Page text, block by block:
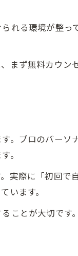
れる環境が整っ
まず無料カウン
。プロのパーソ
。
実際に「初回で
います。
ことが大切です